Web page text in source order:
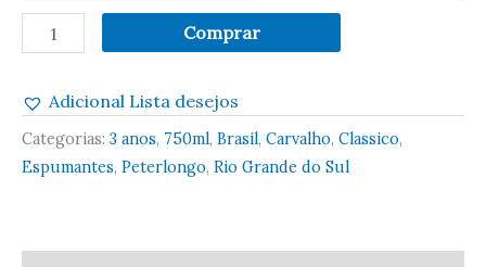
Comprar
Adicional Lista desejos
Categorias: 3 anos, 750ml, Brasil, Carvalho, Classico,
Espumantes, Peterlongo, Rio Grande do Sul